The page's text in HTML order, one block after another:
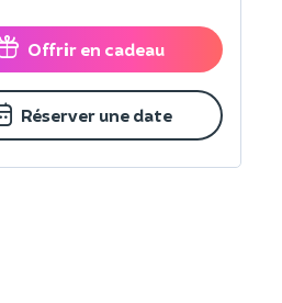
Offrir en cadeau
Réserver une date